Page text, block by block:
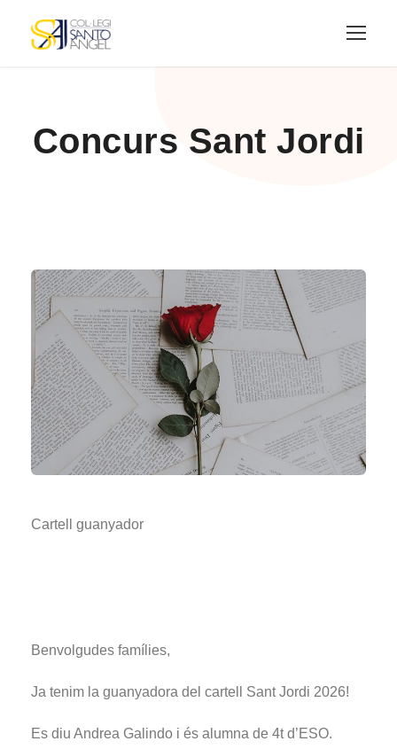
Concurs Sant Jordi
Cartell guanyador
Benvolgudes famílies,
Ja tenim la guanyadora del cartell Sant Jordi 2026!
Es diu Andrea Galindo i és alumna de 4t d’ESO.